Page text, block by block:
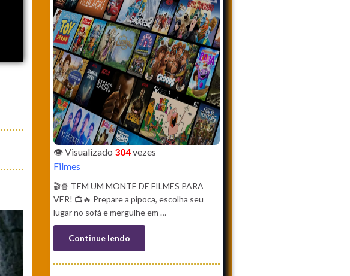
👁️ Visualizado 304vezes
Filmes
🎬🍿 TEM UM MONTE DE FILMES PARA
VER! 📺🔥 Prepare a pipoca, escolha seu
lugar no sofá e mergulhe em …
Continue lendo